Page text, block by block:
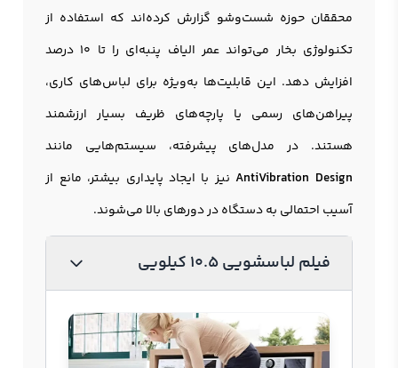
محققان حوزه شست‌وشو گزارش کرده‌اند که استفاده از
تکنولوژی بخار می‌تواند عمر الیاف پنبه‌ای را تا ۱۰ درصد
افزایش دهد. این قابلیت‌ها به‌ویژه برای لباس‌های کاری،
پیراهن‌های رسمی یا پارچه‌های ظریف بسیار ارزشمند
هستند. در مدل‌های پیشرفته، سیستم‌هایی مانند
AntiVibration Designنیز با ایجاد پایداری بیشتر، مانع از
آسیب احتمالی به دستگاه در دورهای بالا می‌شوند.
فیلم لباسشویی 10.5 کیلویی